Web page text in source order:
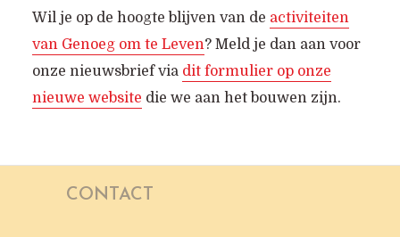
Wil je op de hoogte blijven van de activiteiten
van Genoeg om te Leven? Meld je dan aan voor
onze nieuwsbrief via dit formulier op onze
nieuwe website die we aan het bouwen zijn.
CONTACT